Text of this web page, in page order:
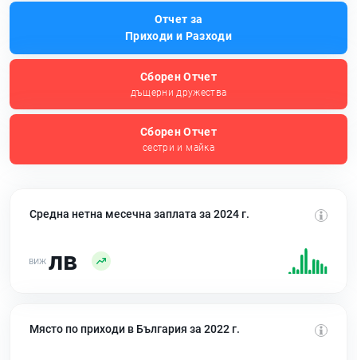
Отчет за
Приходи и Разходи
Сборен Отчет
дъщерни дружества
Сборен Отчет
сестри и майка
Средна нетна месечна заплата за 2024 г.
лв
Място по приходи в България за 2022 г.